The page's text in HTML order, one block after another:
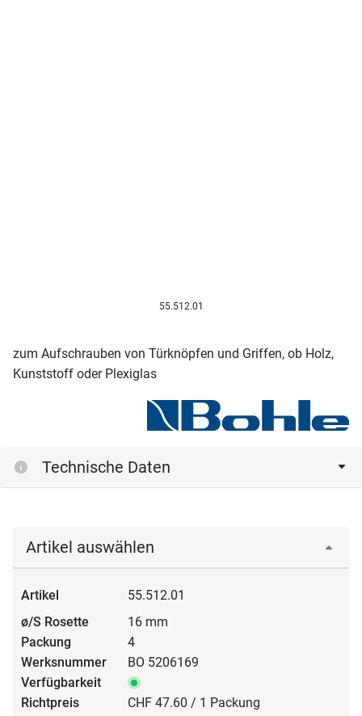
55.512.01
zum Aufschrauben von Türknöpfen und Griffen, ob Holz,
Kunststoff oder Plexiglas
Technische Daten
Artikel auswählen
55.512.01
16 mm
4
BO 5206169
CHF 47.60 / 1 Packung